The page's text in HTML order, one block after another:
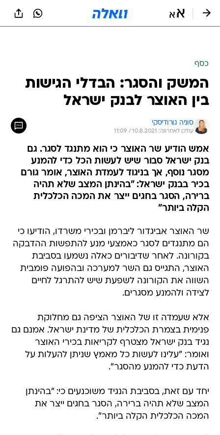
המשק והסגר: הבדלי הגישות
בין האוצר לבנק ישראל
סוניה גורודיסקי
עודכן לאחרונה: 10.8.2021 / 11:09
אמש הודיע שר האוצר כי הוא מתנגד לסגר. גם
בנק ישראל סבור שיש לעשות הכל כדי להמנע
מסגר נוסף, אך בניגוד לעמדת האוצר, אומר גורם
בכיר בבנק ישראל: "בהינתן המצב שלא תהיה
ברירה, הסגר בחגים ייצר את המכה הכלכלית
הקלה ביותר"
שר האוצר אביגדור ליברמן ובכירי משרדו, הודיעו כי
בקורונה. לאחר שדיבורים כאלה נשמעו בסביבת
האוצר, התגייס גם השר למערכה ובהפועה פומבית
השווה את הקורונה לשפעת שיש להתרגל לחיים
לצידה ולהמנע מסגרים.
אלא שעמדה זו של האוצר הציפה גם מחלוקת
נגיד בנק ישראל מצטרף לקריאות בכירי האוצר
ואומר: "עלינו לעשות כל מאמץ שניתן להעלות על
הדעת כדי להמנע מהסגר".
יחד עם זאת, בסביבת הנגיד משוכנעים כי: "בהינתן
המכה הכלכלית הקלה ביותר".
למה הכוונה ב"מכה כלכלית קלה ביותר"? ובכן,